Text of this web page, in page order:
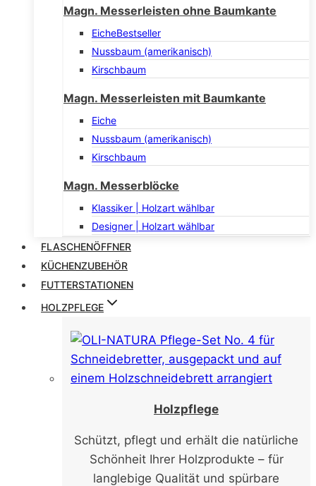
Magn. Messerleisten ohne Baumkante
EicheBestseller
Nussbaum (amerikanisch)
Kirschbaum
Magn. Messerleisten mit Baumkante
Eiche
Nussbaum (amerikanisch)
Kirschbaum
Magn. Messerblöcke
Klassiker | Holzart wählbar
Designer | Holzart wählbar
FLASCHENÖFFNER
KÜCHENZUBEHÖR
FUTTERSTATIONEN
HOLZPFLEGE
Holzpflege
Schützt, pflegt und erhält die natürliche
Schönheit Ihrer Holzprodukte – für
langlebige Qualität und spürbare